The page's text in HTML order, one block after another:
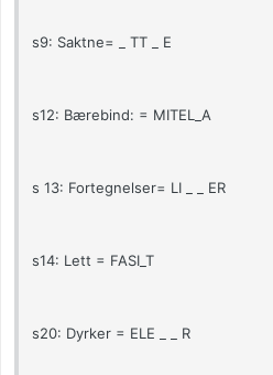
s9: Saktne= _ TT _ E
s12: Bærebind: = MITEL_A
s 13: Fortegnelser= LI _ _ ER
s14: Lett = FASI_T
s20: Dyrker = ELE _ _ R